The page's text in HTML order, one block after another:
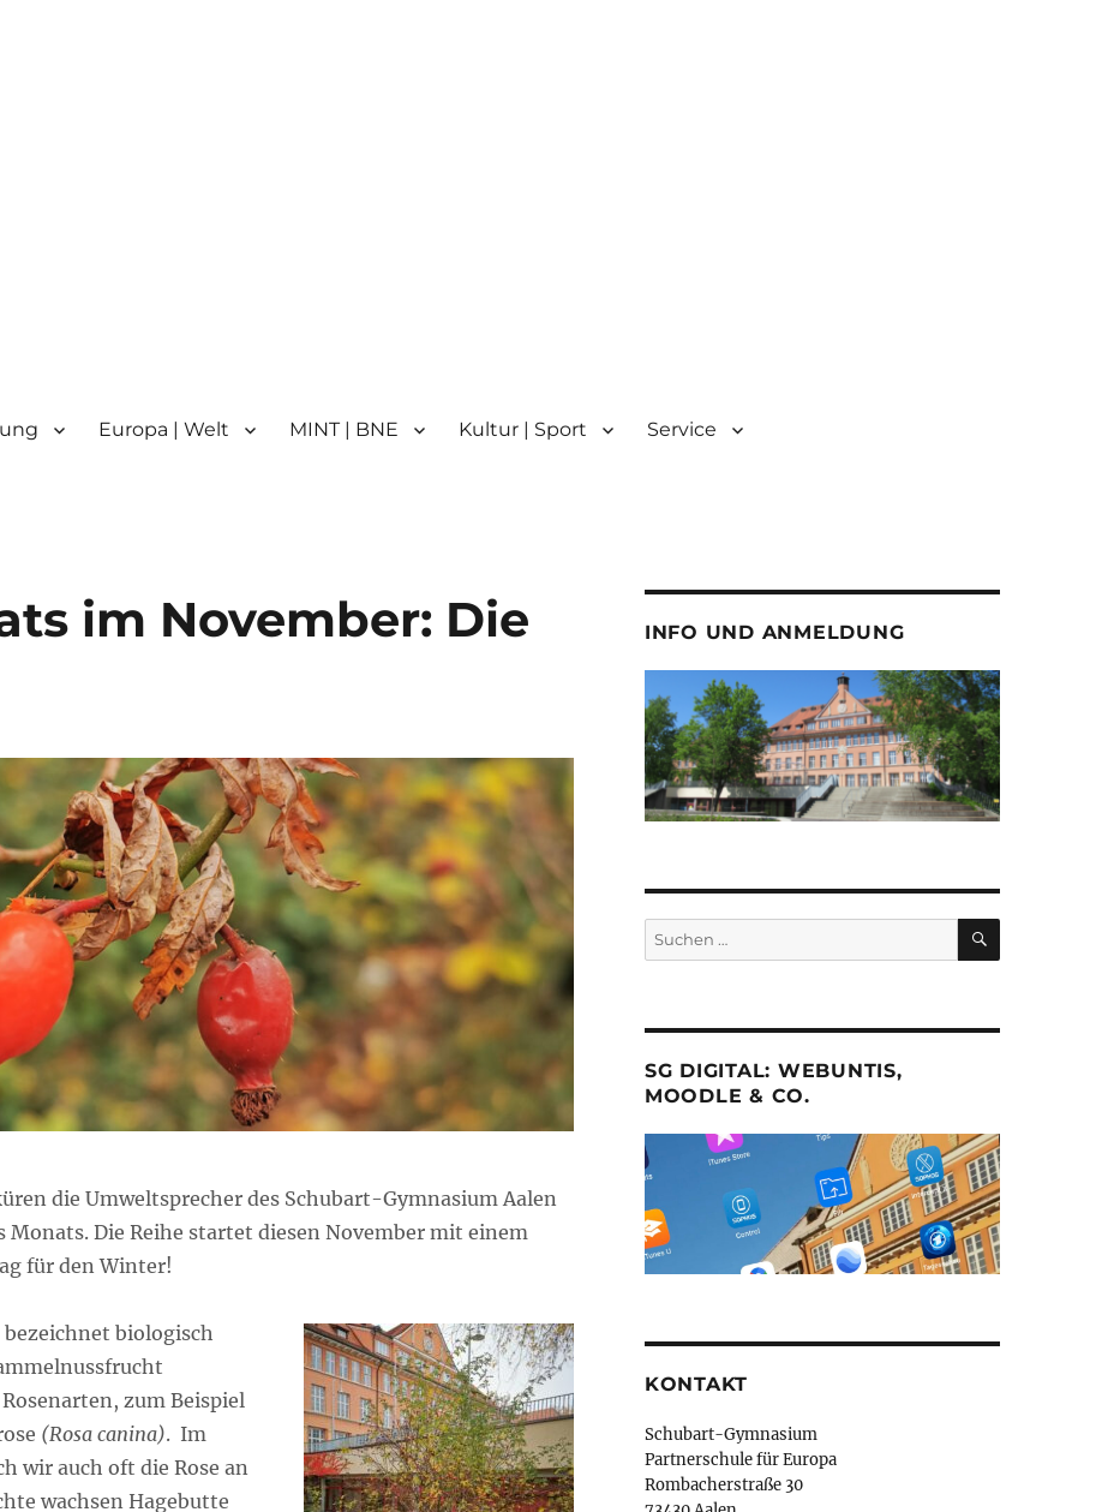
Europa | Welt MINT | BNE Kultur | Sport Service
im November: Die
die Umweltsprecher des Schubart-Gymnasium Aalen
Monats. Die Reihe startet diesen November mit einem
für den Winter!
biologisch
zum Beispiel
(Rosa canina). Im
wir auch oft die Rose an
wachsen Hagebutte
INFO UND ANMELDUNG
Suche
nach:
SUCHEN
SG DIGITAL: WEBUNTIS,
MOODLE & CO.
KONTAKT
Schubart-Gymnasium
Partnerschule für Europa
Rombacherstraße 30